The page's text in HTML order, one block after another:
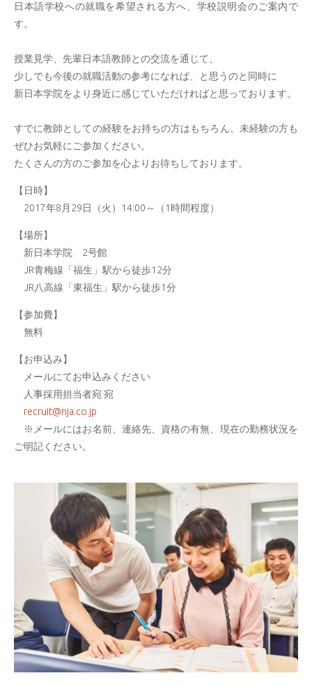
日本語学校への就職を希望される方へ、学校説明会のご案内で
す。
授業見学、先輩日本語教師との交流を通じて、
少しでも今後の就職活動の参考になれば、と思うのと同時に
新日本学院をより身近に感じていただければと思っております。
すでに教師としての経験をお持ちの方はもちろん、未経験の方も
ぜひお気軽にご参加ください。
たくさんの方のご参加を心よりお待ちしております。
【日時】
2017年8月29日（火）14:00～（1時間程度）
【場所】
新日本学院 2号館
JR青梅線「福生」駅から徒歩12分
JR八高線「東福生」駅から徒歩1分
【参加費】
無料
【お申込み】
メールにてお申込みください
人事採用担当者宛 宛
recruit@nja.co.jp
※メールにはお名前、連絡先、資格の有無、現在の勤務状況を
ご明記ください。